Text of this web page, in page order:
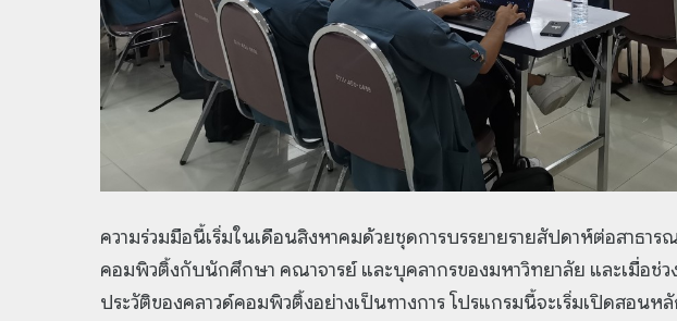
ความร่วมมือนี้เริ่มในเดือนสิงหาคมด้วยชุดการบรรยายรายสัปดาห์ต่อสาธา
คอมพิวติ้งกับนักศึกษา คณาจารย์ และบุคลากรของมหาวิทยาลัย และเมื่อช่ว
ประวัติของคลาวด์คอมพิวติ้งอย่างเป็นทางการ โปรแกรมนี้จะเริ่มเปิดสอน